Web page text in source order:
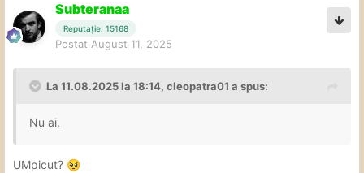
Subteranaa
Reputație: 15168
Postat August 11, 2025
La 11.08.2025 la 18:14, cleopatra01 a spus:
Nu ai.
UMpicut? 🥺